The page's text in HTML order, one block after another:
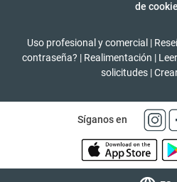
de
Uso profesional y comercial |
contraseña? | Realimentación |
solicitudes |
Síganos en